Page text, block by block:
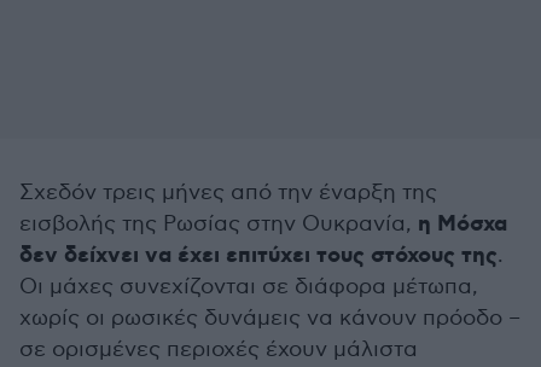
Σχεδόν τρεις μήνες από την έναρξη της
εισβολής της Ρωσίας στην Ουκρανία, η Μόσχα
δεν δείχνει να έχει επιτύχει τους στόχους της.
Οι μάχες συνεχίζονται σε διάφορα μέτωπα,
χωρίς οι ρωσικές δυνάμεις να κάνουν πρόοδο –
σε ορισμένες περιοχές έχουν μάλιστα